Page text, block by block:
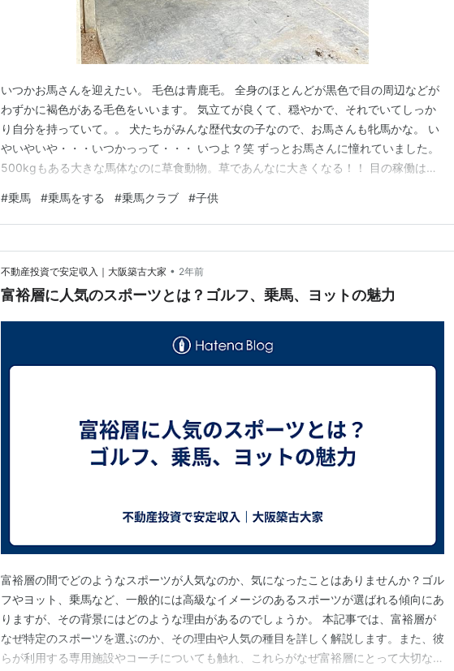
いつかお馬さんを迎えたい。 毛色は青鹿毛。 全身のほとんどが黒色で目の周辺などが
わずかに褐色がある毛色をいいます。 気立てが良くて、穏やかで、それでいてしっか
り自分を持っていて。。 犬たちがみんな歴代女の子なので、お馬さんも牝馬かな。 い
やいやいや・・・いつかっって・・・ いつよ？笑 ずっとお馬さんに憧れていました。
500kgもある大きな馬体なのに草食動物。草であんなに大きくなる！！ 目の稼働は周
画にも頻繁に登場してきますよね。 ここ日本では農耕馬としての意味合いが深かった
のでしょう、今も時々、林の入り口に …
#乗馬 #乗馬をする #乗馬クラブ #子供
不動産投資で安定収入｜大阪築古大家 • 2年前
富裕層に人気のスポーツとは？ゴルフ、乗馬、ヨットの魅力
富裕層の間でどのようなスポーツが人気なのか、気になったことはありませんか？ゴル
フやヨット、乗馬など、一般的には高級なイメージのあるスポーツが選ばれる傾向にあ
りますが、その背景にはどのような理由があるのでしょうか。 本記事では、富裕層が
なぜ特定のスポーツを選ぶのか、その理由や人気の種目を詳しく解説します。また、彼
らが利用する専用施設やコーチについても触れ、これらがなぜ富裕層にとって大切なの